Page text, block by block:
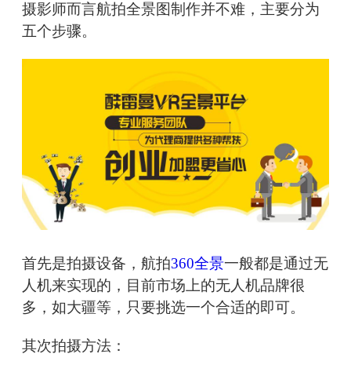
摄影师而言航拍全景图制作并不难，主要分为
五个步骤。
首先是拍摄设备，航拍360全景一般都是通过无
人机来实现的，目前市场上的无人机品牌很
多，如大疆等，只要挑选一个合适的即可。
其次拍摄方法：